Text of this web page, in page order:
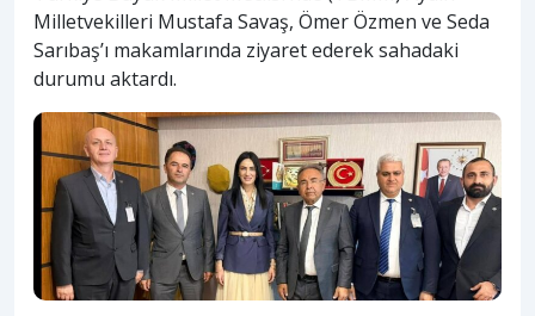
Milletvekilleri Mustafa Savaş, Ömer Özmen ve Seda
Sarıbaş’ı makamlarında ziyaret ederek sahadaki
durumu aktardı.